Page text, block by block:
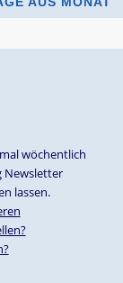
wöchentlich
Newsletter
lassen.